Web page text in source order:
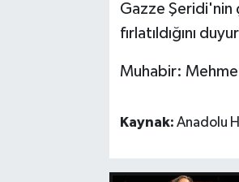
Gazze Şeridi'nin
fırlatıldığını
Muhabir:
Kaynak: Anadolu